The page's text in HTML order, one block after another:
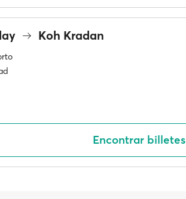
Koh Kradan
Encontrar billetes